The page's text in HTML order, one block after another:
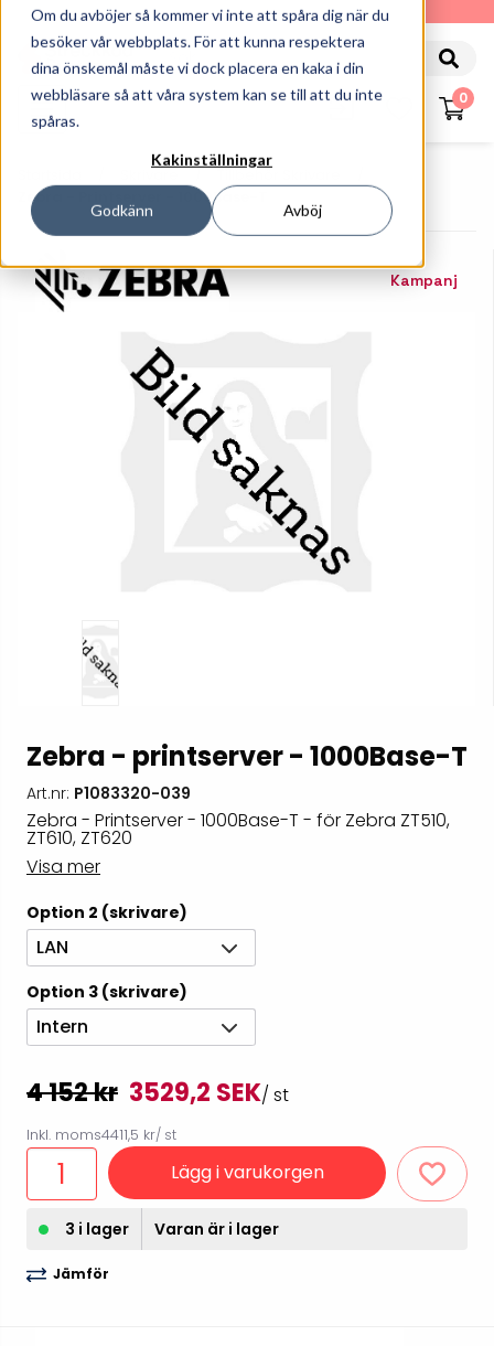
Om du avböjer så kommer vi inte att spåra dig när du
besöker vår webbplats. För att kunna respektera
dina önskemål måste vi dock placera en kaka i din
webbläsare så att våra system kan se till att du inte
spåras.
Kakinställningar
Godkänn Avböj
010-162 61 90
0
Skrivare
Tillbehör Skrivare
Zebra - Printserver - 1000Base-T
Kampanj
Zebra - printserver - 1000Base-T
Art.nr: P1083320-039
Zebra - Printserver - 1000Base-T - för Zebra ZT510,
ZT610, ZT620
Visa mer
Option 2 (skrivare)
LAN
Option 3 (skrivare)
Intern
4 152 kr 3529,2 SEK/ st
Inkl. moms4411,5 kr/ st
Lägg i varukorgen
3 i lager Varan är i lager
Jämför